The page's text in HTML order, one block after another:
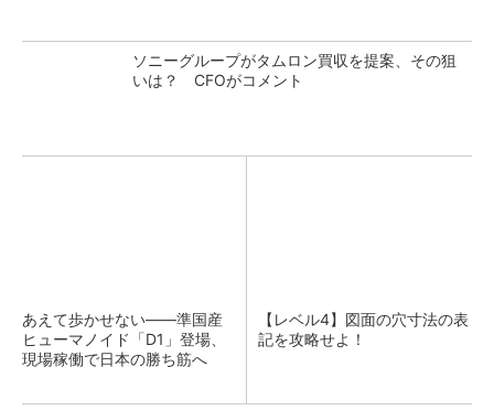
ソニーグループがタムロン買収を提案、その狙
いは？ CFOがコメント
あえて歩かせない――準国産
ヒューマノイド「D1」登場、
現場稼働で日本の勝ち筋へ
【レベル4】図面の穴寸法の表
記を攻略せよ！